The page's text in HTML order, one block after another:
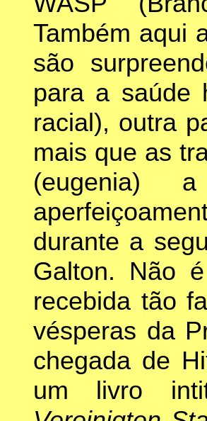
Também aqui
são
para a saúde
racial), outra
mais que as
durante a
Galton. Não
recebida tão
vésperas da
chegada de
um livro